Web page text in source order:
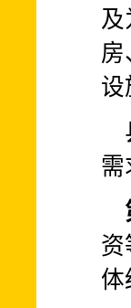
及
房
设
需
资
体